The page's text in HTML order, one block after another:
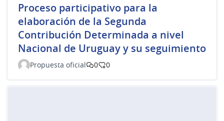
Proceso participativo para la
elaboración de la Segunda
Contribución Determinada a nivel
Nacional de Uruguay y su seguimiento
Propuesta oficial 0 0